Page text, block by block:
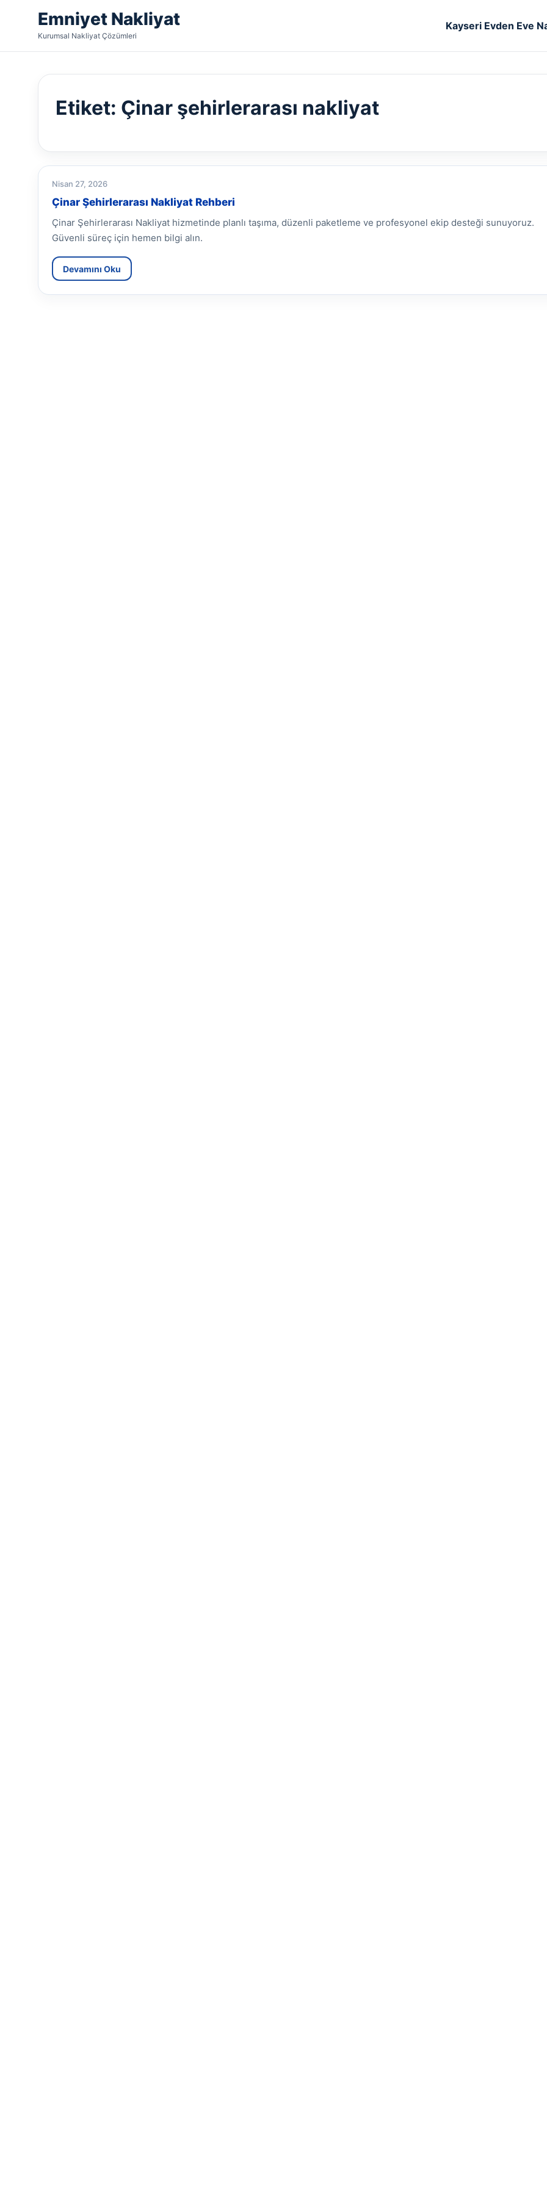
Emniyet Nakliyat
Kurumsal Nakliyat Çözümleri
Kayseri Evden Eve
Etiket: Çinar şehirlerarası nakliyat
Nisan 27, 2026
Çinar Şehirlerarası Nakliyat Rehberi
Çinar Şehirlerarası Nakliyat hizmetinde planlı taşıma, düzenli paketleme ve profesyonel ekip desteği sunuyoruz.
Güvenli süreç için hemen bilgi alın.
Devamını Oku